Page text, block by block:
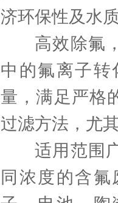
济环保性及水
高效除氟
中的氟离子转
量，满足严格
过滤方法，尤
适用范围
同浓度的含